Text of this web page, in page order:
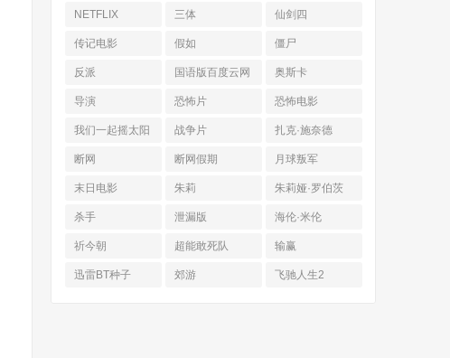
NETFLIX 三体 仙剑四
传记电影 假如 僵尸
反派
国语版百度云网
盘
奥斯卡
导演 恐怖片 恐怖电影
我们一起摇太阳 战争片 扎克·施奈德
断网 断网假期 月球叛军
末日电影 朱莉 朱莉娅·罗伯茨
杀手 泄漏版 海伦·米伦
祈今朝 超能敢死队 输赢
迅雷BT种子 郊游 飞驰人生2